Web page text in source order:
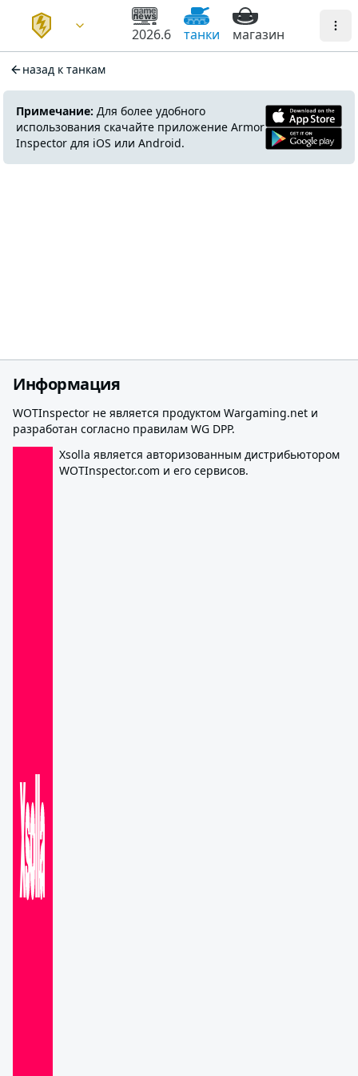
2026.6 танки магазин
назад к танкам
Примечание: Для более удобного
использования скачайте приложение Armor
Inspector для iOS или Android.
Информация
WOTInspector не является продуктом Wargaming.net и
разработан согласно правилам WG DPP.
Xsolla является авторизованным дистрибьютором
WOTInspector.com и его сервисов.